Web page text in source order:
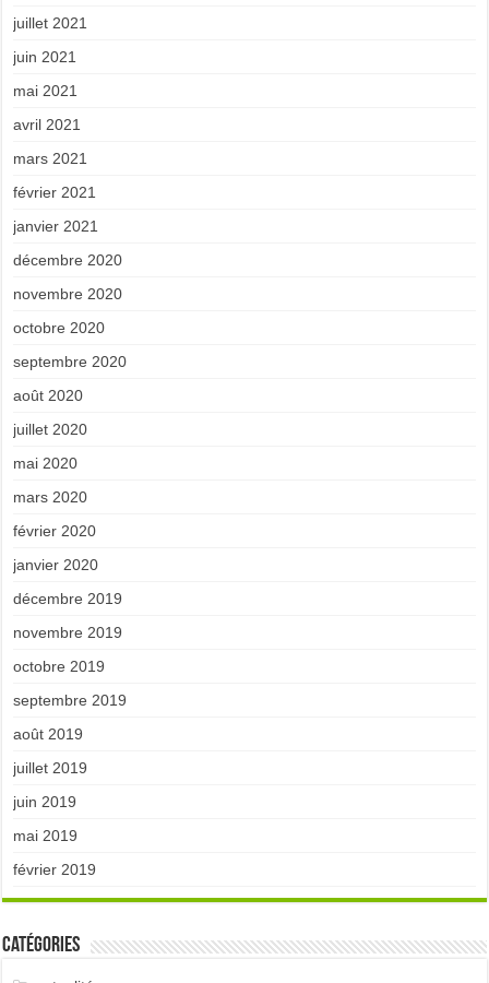
juillet 2021
juin 2021
mai 2021
avril 2021
mars 2021
février 2021
janvier 2021
décembre 2020
novembre 2020
octobre 2020
septembre 2020
août 2020
juillet 2020
mai 2020
mars 2020
février 2020
janvier 2020
décembre 2019
novembre 2019
octobre 2019
septembre 2019
août 2019
juillet 2019
juin 2019
mai 2019
février 2019
Catégories